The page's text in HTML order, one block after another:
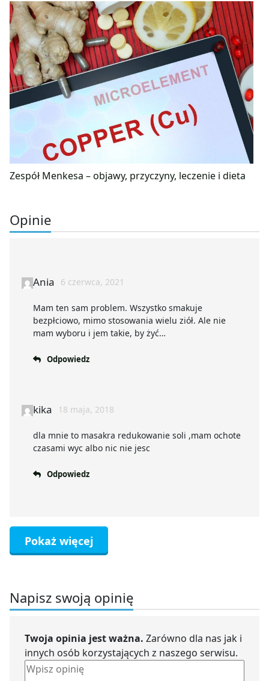
Zespół Menkesa – objawy, przyczyny, leczenie i dieta
Opinie
Ania 6 czerwca, 2021
Mam ten sam problem. Wszystko smakuje
bezpłciowo, mimo stosowania wielu ziół. Ale nie
mam wyboru i jem takie, by żyć…
Odpowiedz
kika 18 maja, 2018
dla mnie to masakra redukowanie soli ,mam ochote
czasami wyc albo nic nie jesc
Odpowiedz
Pokaż więcej
Napisz swoją opinię
Twoja opinia jest ważna. Zarówno dla nas jak i
innych osób korzystających z naszego serwisu.